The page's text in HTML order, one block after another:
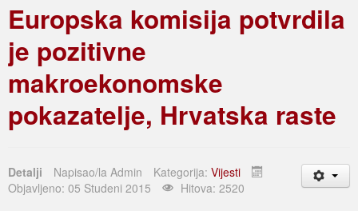
Europska komisija potvrdila
je pozitivne
makroekonomske
pokazatelje, Hrvatska raste
Detalji Napisao/la Admin Kategorija: Vijesti
Objavljeno: 05 Studeni 2015
Hitova: 2520